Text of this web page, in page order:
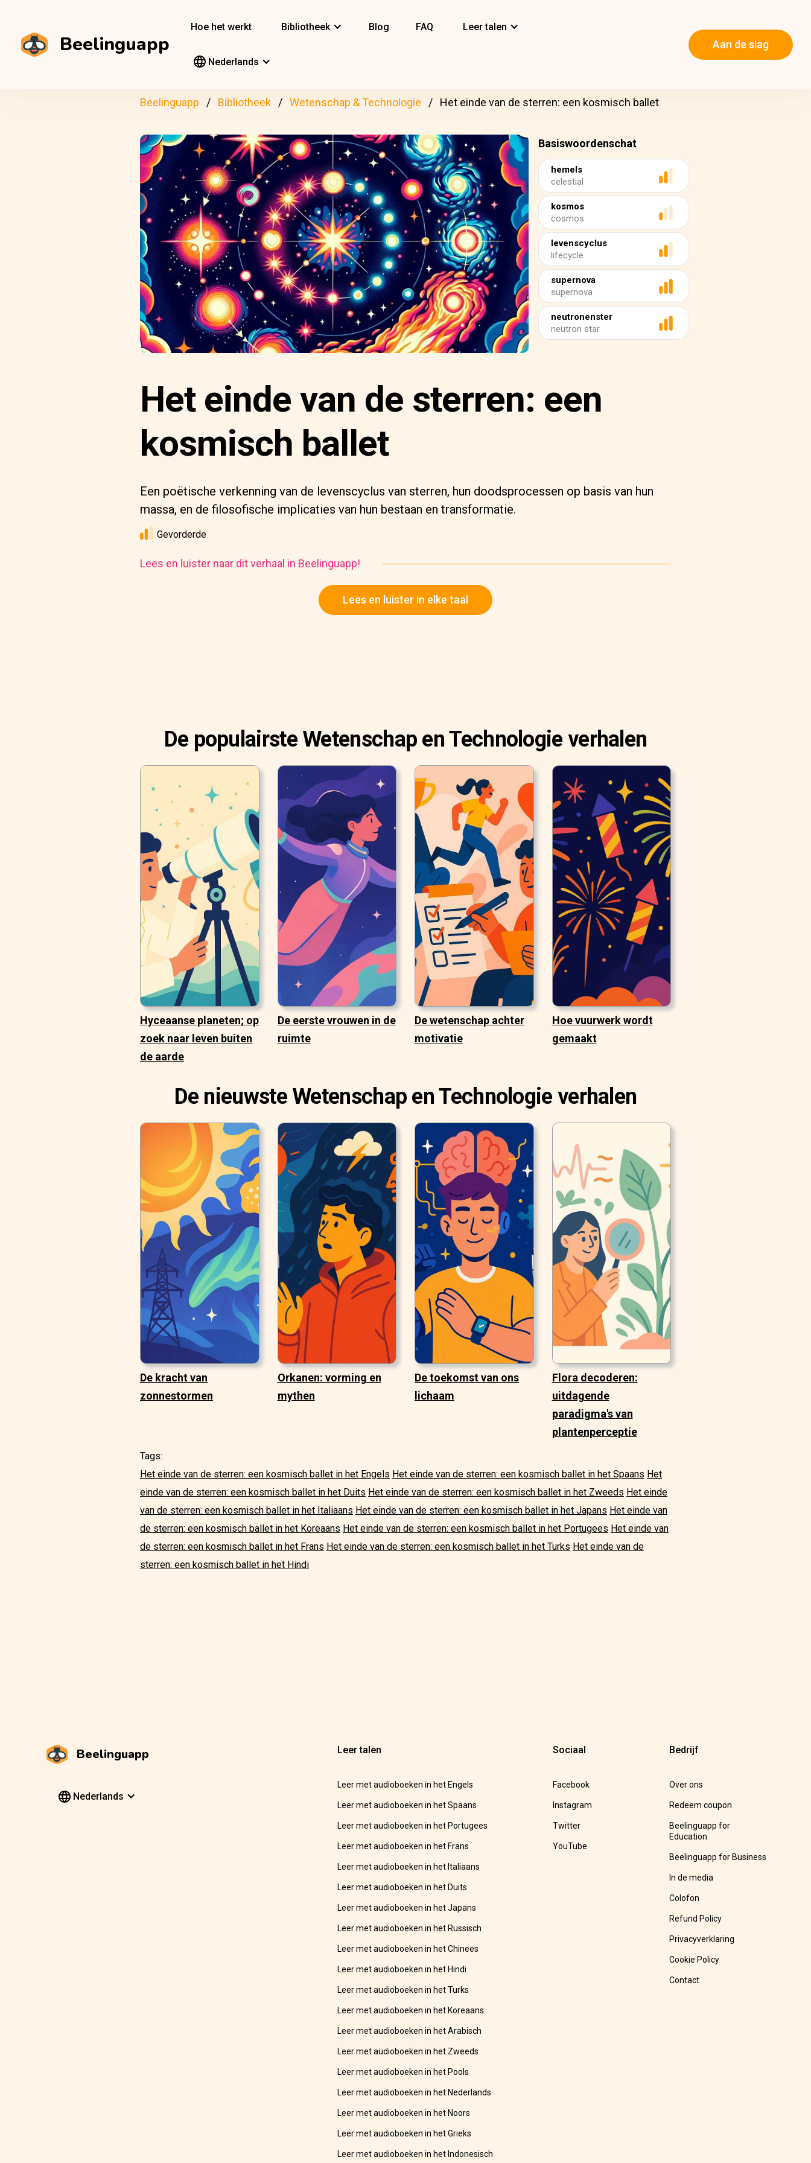
Beelinguapp
Hoe het werkt Bibliotheek Blog FAQ Leer talen
Nederlands
Aan de slag
Beelinguapp Bibliotheek Wetenschap & Technologie Het einde van de sterren: een kosmisch ballet
Basiswoordenschat
hemels
celestial
kosmos
cosmos
levenscyclus
lifecycle
supernova
supernova
neutronenster
neutron star
Het einde van de sterren: een
kosmisch ballet
Een poëtische verkenning van de levenscyclus van sterren, hun doodsprocessen op basis van hun
massa, en de filosofische implicaties van hun bestaan en transformatie.
Gevorderde
Lees en luister naar dit verhaal in Beelinguapp!
Lees en luister in elke taal
De populairste Wetenschap en Technologie verhalen
Hyceaanse planeten; op
zoek naar leven buiten
de aarde
De eerste vrouwen in de
ruimte
De wetenschap achter
motivatie
Hoe vuurwerk wordt
gemaakt
De nieuwste Wetenschap en Technologie verhalen
De kracht van
zonnestormen
Orkanen: vorming en
mythen
De toekomst van ons
lichaam
Flora decoderen:
uitdagende
paradigma's van
plantenperceptie
Tags:
Het einde van de sterren: een kosmisch ballet in het Engels Het einde van de sterren: een kosmisch ballet in het Spaans Het
einde van de sterren: een kosmisch ballet in het Duits Het einde van de sterren: een kosmisch ballet in het Zweeds Het einde
van de sterren: een kosmisch ballet in het Italiaans Het einde van de sterren: een kosmisch ballet in het Japans Het einde van
de sterren: een kosmisch ballet in het Koreaans Het einde van de sterren: een kosmisch ballet in het Portugees Het einde van
de sterren: een kosmisch ballet in het Frans Het einde van de sterren: een kosmisch ballet in het Turks Het einde van de
sterren: een kosmisch ballet in het Hindi
Beelinguapp
Nederlands
Leer talen
Leer met audioboeken in het Engels
Leer met audioboeken in het Spaans
Leer met audioboeken in het Portugees
Leer met audioboeken in het Frans
Leer met audioboeken in het Italiaans
Leer met audioboeken in het Duits
Leer met audioboeken in het Japans
Leer met audioboeken in het Russisch
Leer met audioboeken in het Chinees
Leer met audioboeken in het Hindi
Leer met audioboeken in het Turks
Leer met audioboeken in het Koreaans
Leer met audioboeken in het Arabisch
Leer met audioboeken in het Zweeds
Leer met audioboeken in het Pools
Leer met audioboeken in het Nederlands
Leer met audioboeken in het Noors
Leer met audioboeken in het Grieks
Leer met audioboeken in het Indonesisch
Sociaal
Facebook
Instagram
Twitter
YouTube
Bedrijf
Over ons
Redeem coupon
Beelinguapp for
Education
Beelinguapp for Business
In de media
Colofon
Refund Policy
Privacyverklaring
Cookie Policy
Contact